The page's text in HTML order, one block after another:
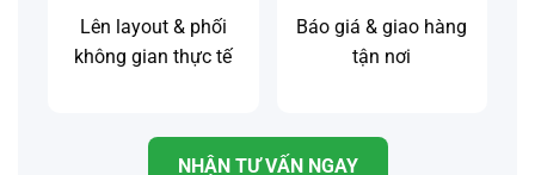
Lên layout & phối
không gian thực tế
Báo giá & giao hàng
tận nơi
NHẬN TƯ VẤN NGAY